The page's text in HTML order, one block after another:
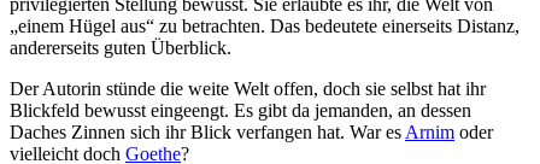
privilegierten Stellung bewusst. Sie erlaubte es ihr, die Welt von
„einem Hügel aus“ zu betrachten. Das bedeutete einerseits Distanz,
andererseits guten Überblick.
Der Autorin stünde die weite Welt offen, doch sie selbst hat ihr
Blickfeld bewusst eingeengt. Es gibt da jemanden, an dessen
Daches Zinnen sich ihr Blick verfangen hat. War es Arnim oder
vielleicht doch Goethe?